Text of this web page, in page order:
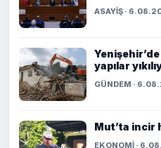
ASAYİŞ ·
yapılar
GÜNDEM ·
Mut’ta incir
EKONOMİ ·